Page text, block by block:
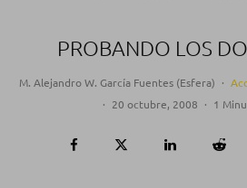
PROBANDO LOS
M. Alejandro W. García Fuentes (Esfera) ·
· 20 octubre, 2008 · 1